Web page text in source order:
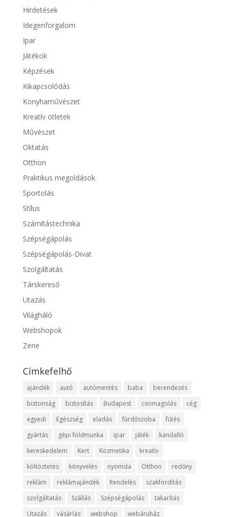
Hirdetések
Idegenforgalom
Ipar
Játékok
Képzések
Kikapcsolódás
Konyhaművészet
Kreatív ötletek
Művészet
Oktatás
Otthon
Praktikus megoldások
Sportolás
Stílus
Számítástechnika
Szépségápolás
Szépségápolás-Divat
Szolgáltatás
Társkereső
Utazás
Világháló
Webshopok
Zene
Címkefelhő
ajándék autó autómentés baba
berendezés
biztonság
biztosítás Budapest csomagolás
cég
egyedi
Egészség eladás fürdőszoba
fűtés
gyártás
gépi földmunka ipar játék
kandalló
kereskedelem
Kert Kozmetika
kreatív
költöztetés
könyvelés nyomda Otthon
redőny
reklám
reklámajándék Rendelés
szakfordítás
szolgáltatás
Szállás Szépségápolás
takarítás
Utazás
vásárlás webshop webáruház